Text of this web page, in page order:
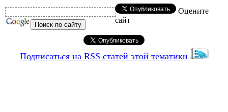
Оцените
сайт
Подписаться на RSS статей этой тематики